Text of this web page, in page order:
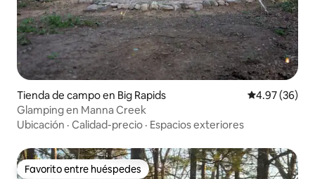
Tienda de campo en Big Rapids Calificación
4.97 (36)
Glamping en Manna Creek
Ubicación · Calidad-precio · Espacios exteriores
Favorito entre huéspedes
Favorito entre huéspedes